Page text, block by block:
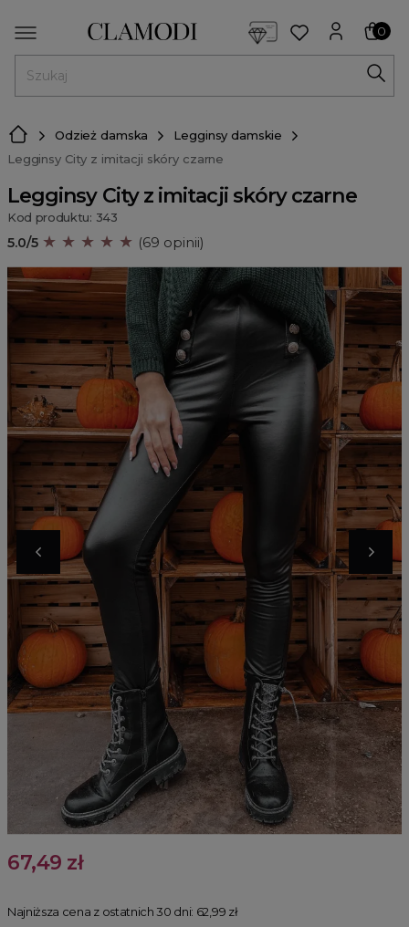
0
Odzież damska
Legginsy damskie
Legginsy City z imitacji skóry czarne
Legginsy City z imitacji skóry czarne
Kod produktu: 343
5.0/5 ★ ★ ★ ★ ★ (69 opinii)
67,49 zł
Najniższa cena z ostatnich 30 dni: 62,99 zł